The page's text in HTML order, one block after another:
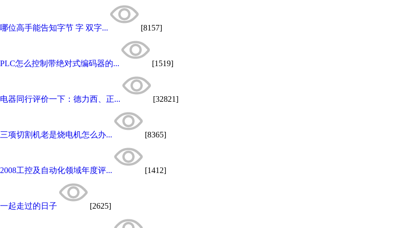
哪位高手能告知字节 字 双字... [8157]
PLC怎么控制带绝对式编码器的... [1519]
电器同行评价一下：德力西、正... [32821]
三项切割机老是烧电机怎么办... [8365]
2008工控及自动化领域年度评... [1412]
一起走过的日子 [2625]